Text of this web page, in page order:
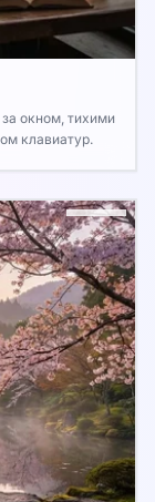
окном, тихими
клавиатур.